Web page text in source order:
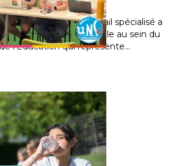
un groupe de travail spécialisé a
écologique de l’Ecole au sein du
l’Éducation qui représente…